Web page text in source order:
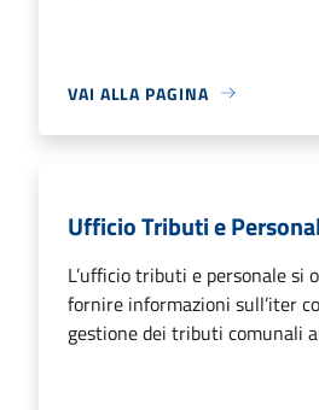
VAI ALLA PAGINA
Ufficio Tributi e
L’ufficio tributi e personale si
fornire informazioni sull’iter
gestione dei tributi comunali